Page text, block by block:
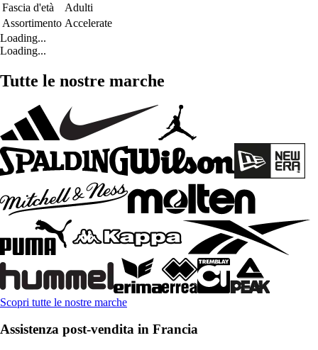
Fascia d'età
Adulti
Assortimento Accelerate
Loading...
Loading...
Tutte le nostre marche
Scopri tutte le nostre marche
Assistenza post-vendita in Francia